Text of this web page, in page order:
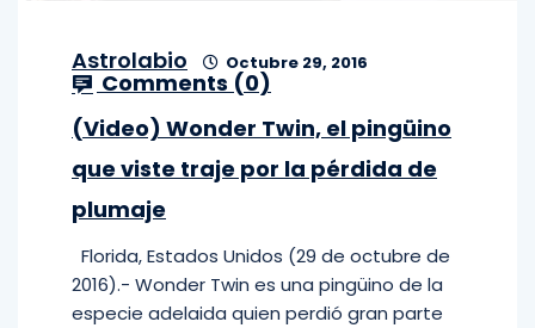
Astrolabio Octubre 29, 2016
Comments (0)
(Video) Wonder Twin, el pingüino
que viste traje por la pérdida de
plumaje
Florida, Estados Unidos (29 de octubre de
2016).- Wonder Twin es una pingüino de la
especie adelaida quien perdió gran parte